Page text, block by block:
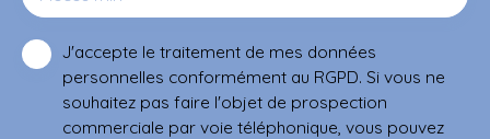
J'accepte le traitement de mes données
personnelles conformément au RGPD. Si vous ne
souhaitez pas faire l'objet de prospection
commerciale par voie téléphonique, vous pouvez